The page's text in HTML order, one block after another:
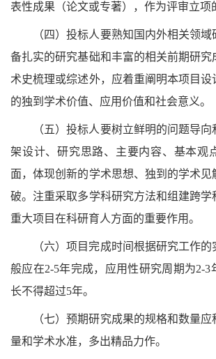
表性成果（论文或专著），作为评审立项
（四）投标人要熟知国内外相关领
备扎实的研究基础和丰富的相关前期研究
术史梳理或综述外，应着重阐明本项目设
的独到学术价值、应用价值和社会意义。
（五）投标人要树立鲜明的问题导
架设计、研究思路、主要内容、基本观
面，体现创新的学术思想、独到的学术
破。注重采取多学科研究方法和组建跨学
重大项目在科研育人方面的重要作用。
（六）项目完成时间根据研究工作
般应在2-5年完成，应用性研究周期为2-3
长不得超过5年。
（七）预期研究成果的规格和数量
量和学术水准，多出精品力作。